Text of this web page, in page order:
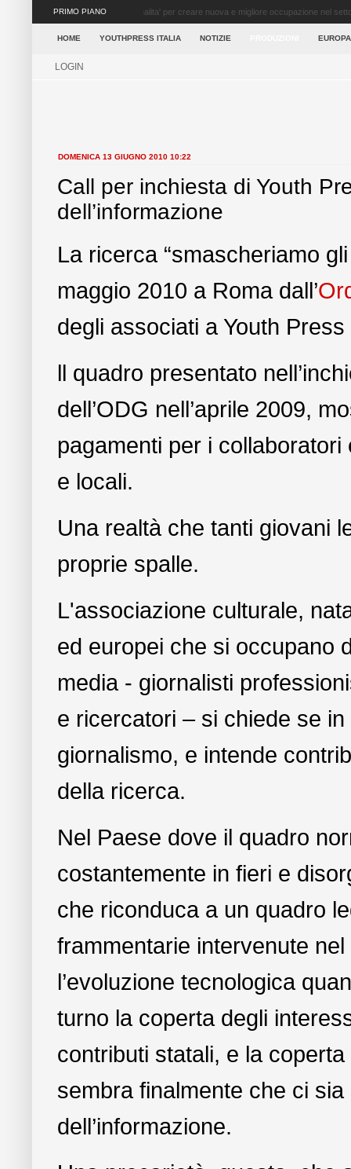
PRIMO PIANO Ritorna il Festival del Giornalismo Giovane a
settore dei media ...
HOME YOUTHPRESS ITALIA NOTIZIE
LOGIN
DOMENICA 13 GIUGNO 2010 10:22
Call per inchiesta di Youth
dell’informazione
La ricerca “smascheriamo
maggio 2010 a Roma dall’
degli associati a Youth Press
ll quadro presentato
dell’ODG nell’aprile 2009,
pagamenti per i
e locali.
Una realtà che tanti giovani
proprie spalle.
L'associazione culturale,
ed europei che si occupano
media - giornalisti
e ricercatori – si chiede se
giornalismo, e intende
della ricerca.
Nel Paese dove il quadro
costantemente in fieri e
che riconduca a un quadro
frammentarie intervenute
l’evoluzione tecnologica
turno la coperta degli
contributi statali, e la
sembra finalmente che ci
dell’informazione.